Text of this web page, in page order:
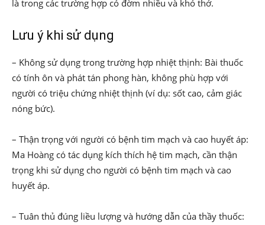
là trong các trường hợp có đờm nhiều và khó thở.
Lưu ý khi sử dụng
– Không sử dụng trong trường hợp nhiệt thịnh: Bài thuốc
có tính ôn và phát tán phong hàn, không phù hợp với
người có triệu chứng nhiệt thịnh (ví dụ: sốt cao, cảm giác
nóng bức).
– Thận trọng với người có bệnh tim mạch và cao huyết áp:
Ma Hoàng có tác dụng kích thích hệ tim mạch, cần thận
trọng khi sử dụng cho người có bệnh tim mạch và cao
huyết áp.
– Tuân thủ đúng liều lượng và hướng dẫn của thầy thuốc: